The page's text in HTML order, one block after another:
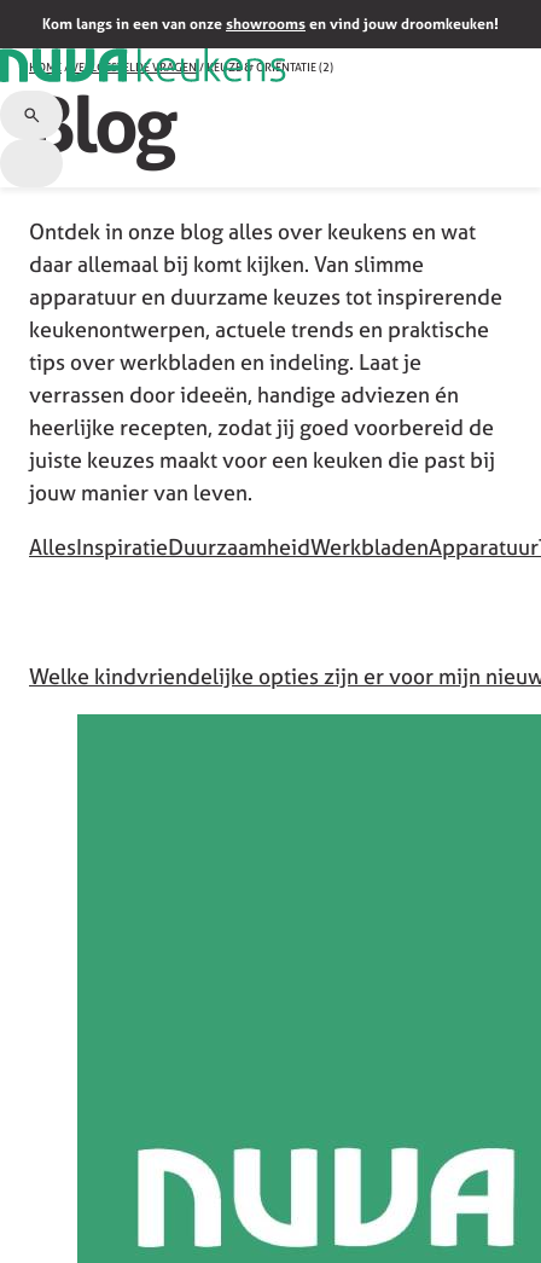
Kom langs in een van onze showrooms en vind jouw droomkeuken!
HOME/ VEELGESTELDE VRAGEN / KEUZE & ORIËNTATIE (2)
Blog
Ontdek in onze blog alles over keukens en wat
daar allemaal bij komt kijken. Van slimme
apparatuur en duurzame keuzes tot inspirerende
keukenontwerpen, actuele trends en praktische
tips over werkbladen en indeling. Laat je
verrassen door ideeën, handige adviezen én
heerlijke recepten, zodat jij goed voorbereid de
juiste keuzes maakt voor een keuken die past bij
jouw manier van leven.
AllesInspiratieDuurzaamheidWerkbladenApparatuur
Welke kindvriendelijke opties zijn er voor mijn